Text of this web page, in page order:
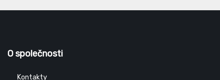
O společnosti
Kontakty